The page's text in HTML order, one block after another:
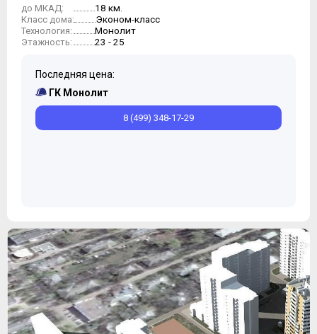
до МКАД: 18 км.
Класс дома: Эконом-класс
Технология: Монолит
Этажность: 23 - 25
Последняя цена:
ГК Монолит
8 (499) 348-17-29